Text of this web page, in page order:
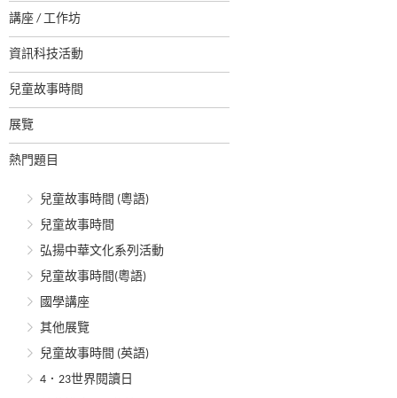
講座 / 工作坊
資訊科技活動
兒童故事時間
展覽
熱門題目
兒童故事時間 (粵語)
兒童故事時間
弘揚中華文化系列活動
兒童故事時間(粵語)
國學講座
其他展覽
兒童故事時間 (英語)
4．23世界閱讀日